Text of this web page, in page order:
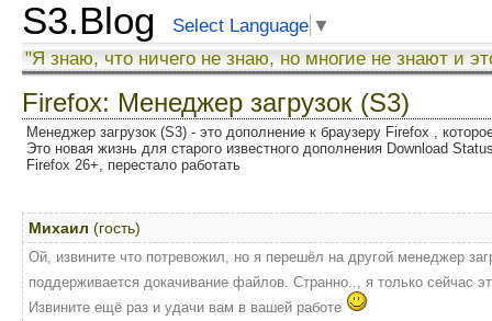
S3.Blog Select Language ▼
"Я знаю, что ничего не знаю, но многие не знают и
Firefox: Менеджер загрузок (S3)
Менеджер загрузок (S3) - это дополнение к браузеру Firefox ,
Это новая жизнь для старого известного дополнения Download
Firefox 26+, перестало работать
Михаил (гость)
Ой, извините что потревожил, но я перешёл на другой менеджер
поддерживается докачивание файлов. Странно.., я только сейчас
Извините ещё раз и удачи вам в вашей работе